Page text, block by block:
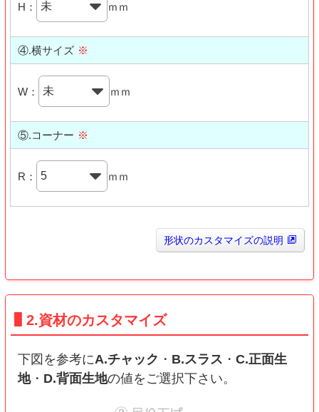
H： ｍｍ
④.横サイズ ※
W： ｍｍ
⑤.コーナー ※
R： ｍｍ
形状のカスタマイズの説明
2.資材のカスタマイズ
下図を参考にA.チャック ・ B.スラス ・ C.正面生
地・ D.背面生地の値をご選択下さい。